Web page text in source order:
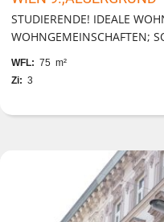
STUDIERENDE! IDEALE
WOHNGEMEINSCHAFTEN;
WFL: 75 m²
Zi: 3